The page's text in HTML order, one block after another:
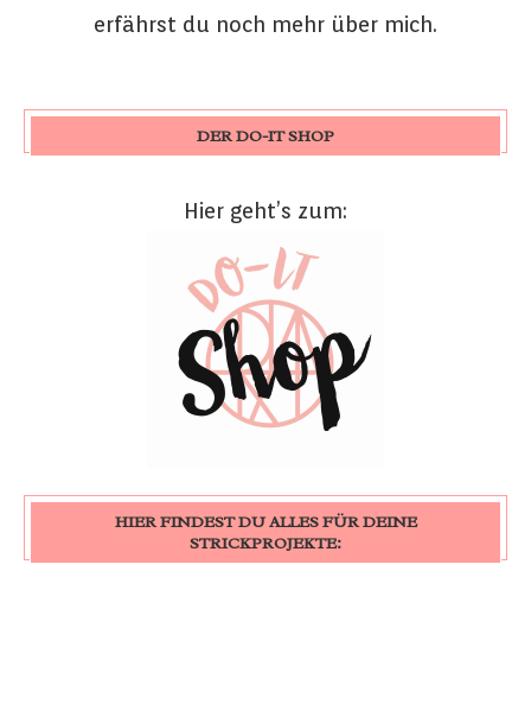
erfährst du noch mehr über mich.
DER DO-IT SHOP
Hier geht’s zum:
HIER FINDEST DU ALLES FÜR DEINE
STRICKPROJEKTE: